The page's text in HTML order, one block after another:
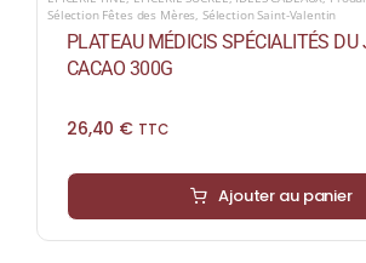
Sélection Fêtes des Mères Sélection Saint-Valentin
PLATEAU MÉDICIS SPÉCIALITÉS DU
CACAO 300G
26,40 € TTC
Ajouter au panier